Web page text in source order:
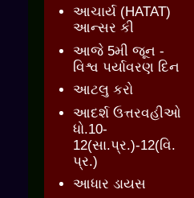
આચાર્ય (HATAT)
આન્સર કી
આજે 5મી જૂન -
વિશ્વ પર્યાવરણ દિન
આટલુ કરો
આદર્શ ઉત્તરવહીઓ
ધો.10-
12(સા.પ્ર.)-12(વિ.
પ્ર.)
આધાર ડાયસ